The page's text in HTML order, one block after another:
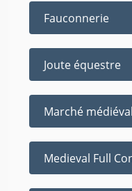
Fauconnerie
Joute équestre
Marché médiéval
Medieval Full